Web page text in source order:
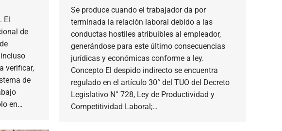
de
verificar,
de
en…
Se produce cuando el trabajador da por
terminada la relación laboral debido a las
conductas hostiles atribuibles al empleador,
generándose para este último consecuencias
jurídicas y económicas conforme a ley.
Concepto El despido indirecto se encuentra
regulado en el artículo 30° del TUO del Decreto
Legislativo N° 728, Ley de Productividad y
Competitividad Laboral;…